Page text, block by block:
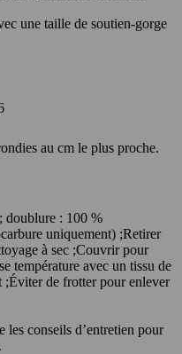
une taille de soutien-gorge
au cm le plus proche.
doublure : 100 %
uniquement) ;Retirer
à sec ;Couvrir pour
température avec un tissu de
;Éviter de frotter pour enlever
conseils d’entretien pour